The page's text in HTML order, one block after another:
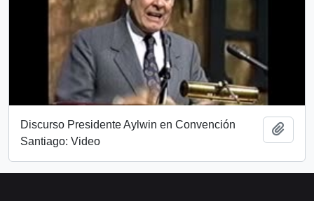
Discurso Presidente Aylwin en Convención
Santiago: Video